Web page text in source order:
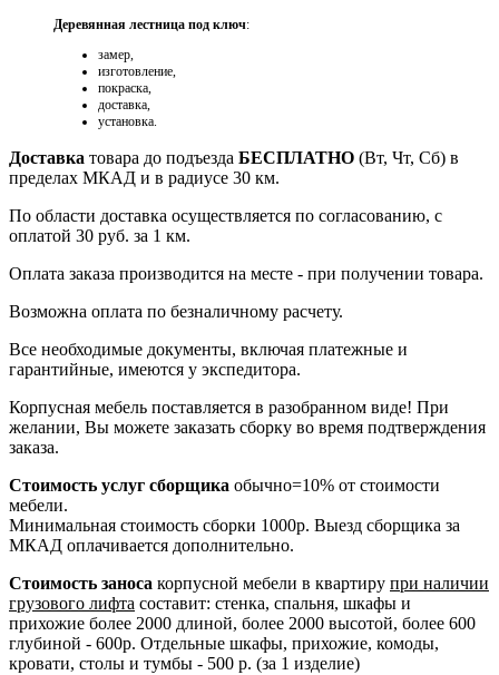
Деревянная лестница под ключ:
замер,
изготовление,
покраска,
доставка,
установка.
Доставка товара до подъезда БЕСПЛАТНО (Вт, Чт, Сб) в
пределах МКАД и в радиусе 30 км.
По области доставка осуществляется по согласованию, с
оплатой 30 руб. за 1 км.
Оплата заказа производится на месте - при получении товара.
Возможна оплата по безналичному расчету.
Все необходимые документы, включая платежные и
гарантийные, имеются у экспедитора.
Корпусная мебель поставляется в разобранном виде! При
желании, Вы можете заказать сборку во время подтверждения
заказа.
Стоимость услуг сборщика обычно=10% от стоимости
мебели.
Минимальная стоимость сборки 1000р. Выезд сборщика за
МКАД оплачивается дополнительно.
Стоимость заноса корпусной мебели в квартиру при наличии
грузового лифта составит: стенка, спальня, шкафы и
прихожие более 2000 длиной, более 2000 высотой, более 600
глубиной - 600р. Отдельные шкафы, прихожие, комоды,
кровати, столы и тумбы - 500 р. (за 1 изделие)